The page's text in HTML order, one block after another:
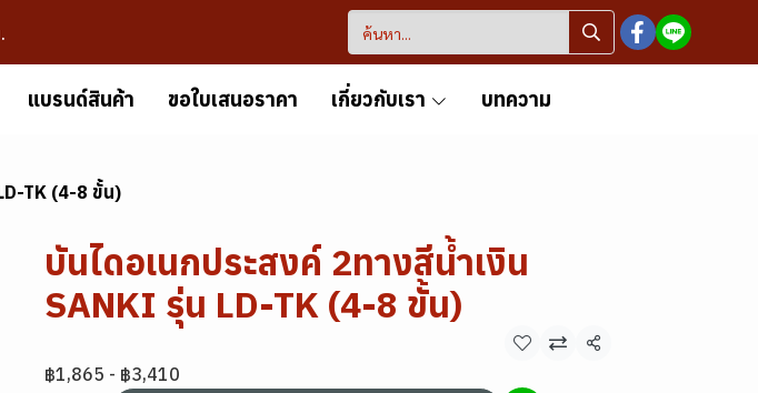
แบรนด์สินค้า ขอใบเสนอราคา เกี่ยวกับเรา บทความ
TK (4-8 ขั้น)
บันไดอเนกประสงค์ 2ทางสีน้ำเงิน
SANKI รุ่น LD-TK (4-8 ขั้น)
แชร์
฿1,865 - ฿3,410